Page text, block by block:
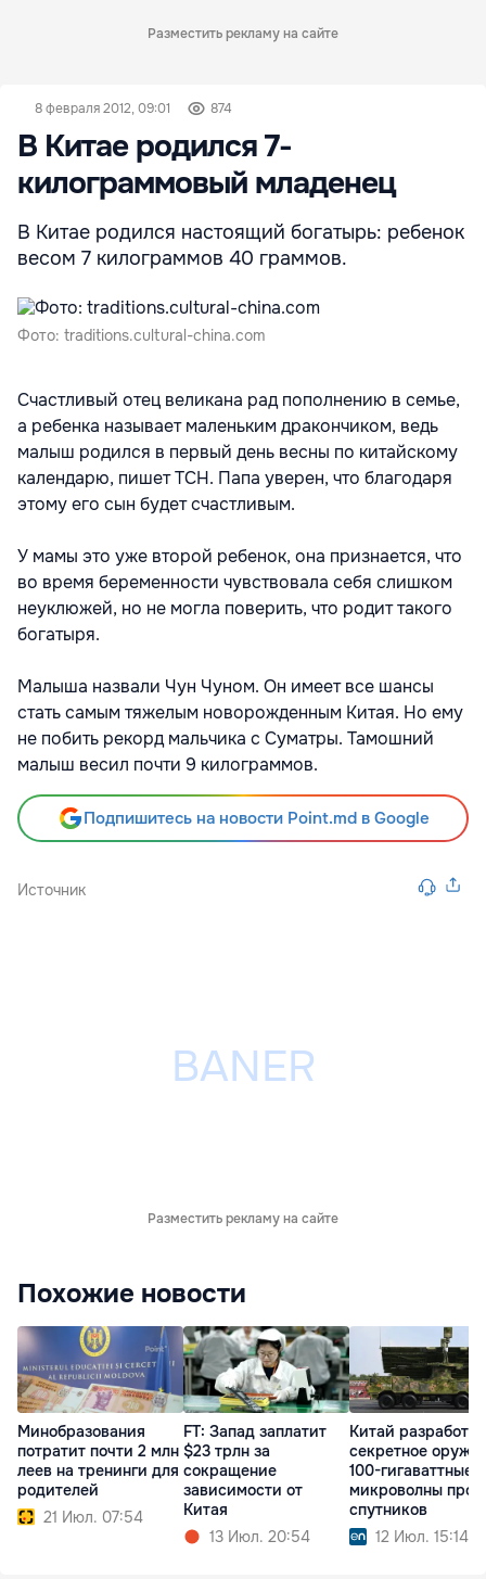
Разместить рекламу на сайте
8 февраля 2012, 09:01 874
В Китае родился 7-
килограммовый младенец
В Китае родился настоящий богатырь: ребенок
весом 7 килограммов 40 граммов.
Фото: traditions.cultural-china.com
Счастливый отец великана рад пополнению в семье,
а ребенка называет маленьким дракончиком, ведь
малыш родился в первый день весны по китайскому
календарю, пишет ТСН. Папа уверен, что благодаря
этому его сын будет счастливым.
У мамы это уже второй ребенок, она признается, что
во время беременности чувствовала себя слишком
неуклюжей, но не могла поверить, что родит такого
богатыря.
Малыша назвали Чун Чуном. Он имеет все шансы
стать самым тяжелым новорожденным Китая. Но ему
не побить рекорд мальчика с Суматры. Тамошний
малыш весил почти 9 килограммов.
Подпишитесь на новости Point.md в Google
Источник
Разместить рекламу на сайте
Похожие новости
Минобразования
потратит почти 2 млн
леев на тренинги для
родителей
21 Июл. 07:54
FT: Запад заплатит
$23 трлн за
сокращение
зависимости от
Китая
13 Июл. 20:54
Китай разработал
секретное
100-гигаваттные
микроволны
спутников
12 Июл. 15:14